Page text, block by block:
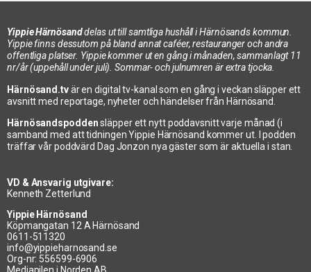
Yippie Härnösanddelas ut till samtliga hushåll i Härnösands kommun.
Yippie finns dessutom på bland annat caféer, restauranger och andra
offentliga platser. Yippie kommer ut en gång i månaden, sammanlagt 11
nr/år (uppehåll under juli). Sommar- och julnumren är extra tjocka.
Härnösand.tvär en digital tv-kanal som en gång i veckan släpper ett
avsnitt med reportage, nyheter och händelser från Härnösand.
Härnösandspoddensläpper ett nytt poddavsnitt varje månad (i
samband med att tidningen Yippie Härnösand kommer ut. I podden
träffar vår poddvärd Dag Jonzon nya gäster som är aktuella i stan.
VD & Ansvarig utgivare:
Kenneth Zetterlund
Yippie Härnösand
Köpmangatan 12 A Härnösand
0611-511320
info@yippieharnosand.se
Org-nr: 556599-6906